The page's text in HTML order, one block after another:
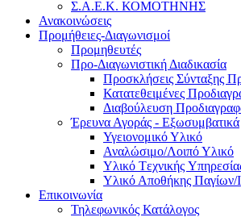
Σ.Α.Ε.Κ. ΚΟΜΟΤΗΝΗΣ
Ανακοινώσεις
Προμήθειες-Διαγωνισμοί
Προμηθευτές
Προ-Διαγωνιστική Διαδικασία
Προσκλήσεις Σύνταξης
Κατατεθειμένες
Διαβούλευση
Έρευνα Αγοράς - Εξωσυμβατικά
Υγειονομικό Υλικό
Αναλώσιμο/Λοιπό Υλικό
Υλικό Tεχνικής
Υλικό Αποθήκης Παγίων/
Επικοινωνία
Τηλεφωνικός Κατάλογος